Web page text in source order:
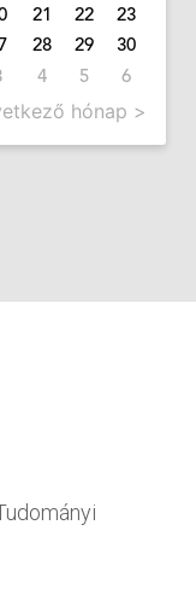
21 22
23
28 29
30
4 5 6
hónap >